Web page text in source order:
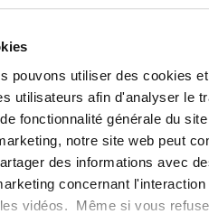
pouvons utiliser des cookies
utilisateurs afin d'analyser le
fonctionnalité générale du
notre site web peut
des informations avec
concernant
vidéos. Même si vous
emails about
and upcoming